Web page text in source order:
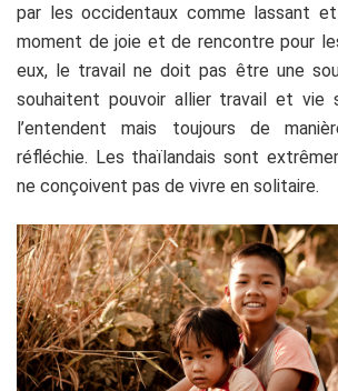
par les occidentaux comme lassant
moment de joie et de rencontre pour
eux, le travail ne doit pas être une
souhaitent pouvoir allier travail et vie
l’entendent mais toujours de
réfléchie. Les thaïlandais sont
ne conçoivent pas de vivre en solitaire.